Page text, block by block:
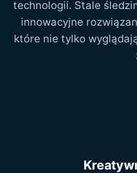
technologii. Stale
innowacyjne
które nie tylko